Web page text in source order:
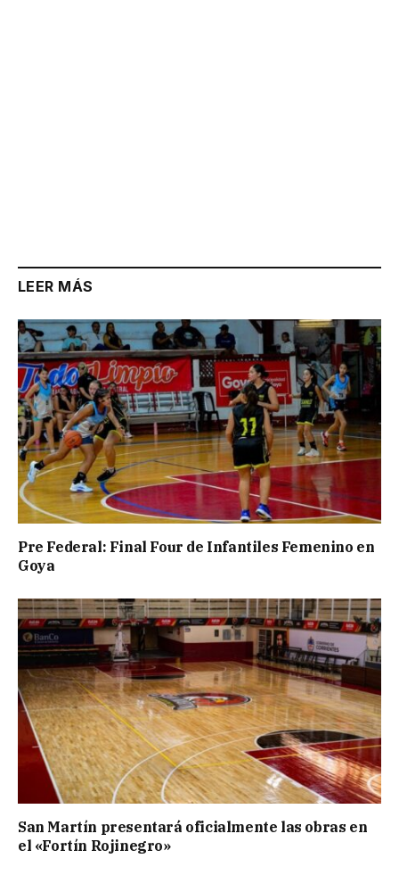
LEER MÁS
Pre Federal: Final Four de Infantiles Femenino en
Goya
San Martín presentará oficialmente las obras en
el «Fortín Rojinegro»